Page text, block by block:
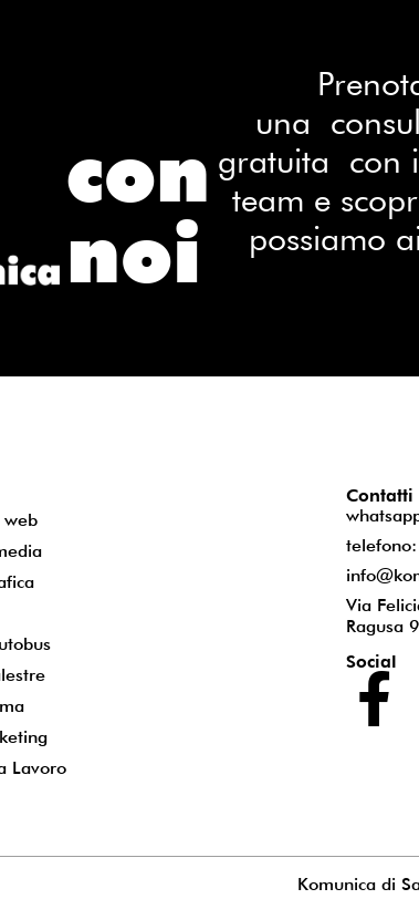
con
noi
una
gratuita con
team e
possiamo
web
Lavoro
Contatti
Via
Ragusa
Social
Komunica di